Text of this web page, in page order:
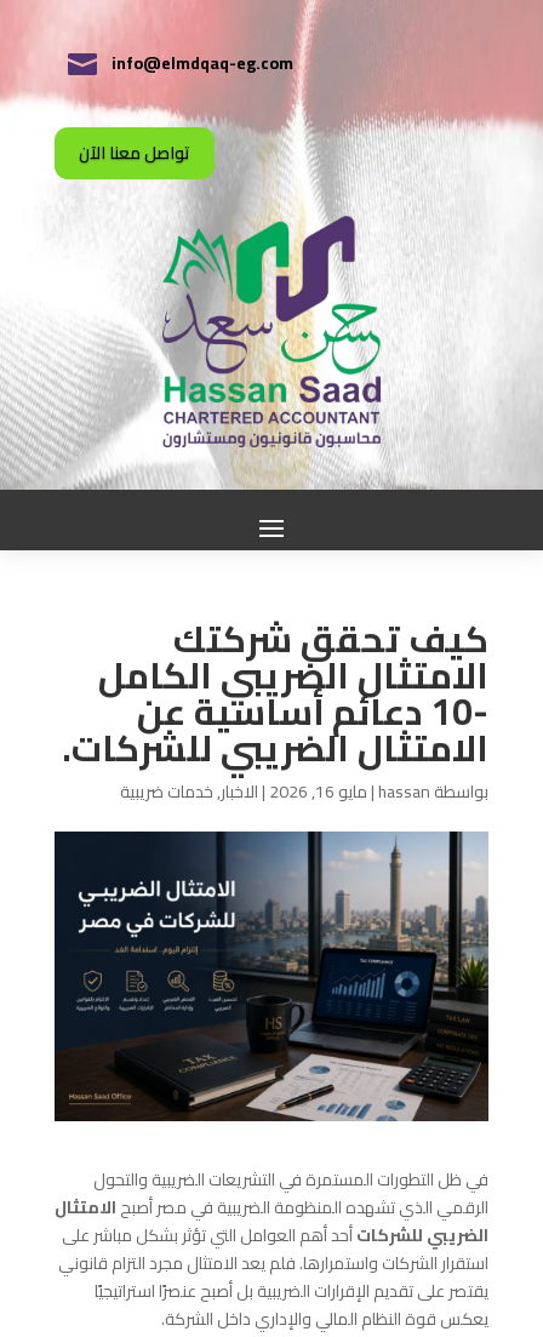
 info@elmdqaq-eg.com
تواصل معنا الآن
كيف تحقق شركتك
الامتثال الضريبي الكامل
-10 دعائم أساسية عن
الامتثال الضريبي للشركات.
بواسطةhassan
|مايو 16, 2026 |الاخبار,خدمات ضريبية
في ظل التطورات المستمرة في التشريعات الضريبية والتحول
الرقمي الذي تشهده المنظومة الضريبية في مصر أصبحالامتثال
الضريبي للشركاتأحد أهم العوامل التي تؤثر بشكل مباشر على
استقرار الشركات واستمرارها. فلم يعد الامتثال مجرد التزام قانوني
يقتصر على تقديم الإقرارات الضريبية بل أصبح عنصرًا استراتيجيًا
يعكس قوة النظام المالي والإداري داخل الشركة.